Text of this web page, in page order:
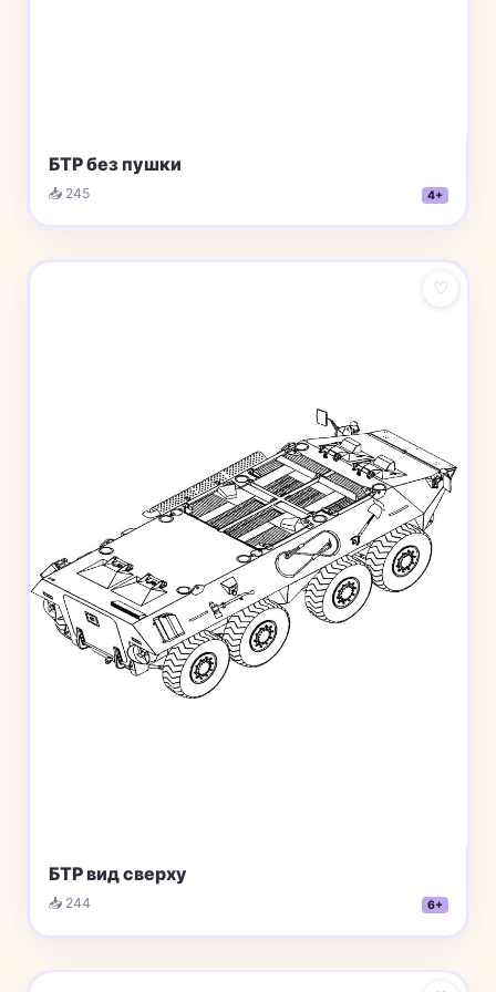
БТР без пушки
📥 245 4+
♡
БТР вид сверху
📥 244 6+